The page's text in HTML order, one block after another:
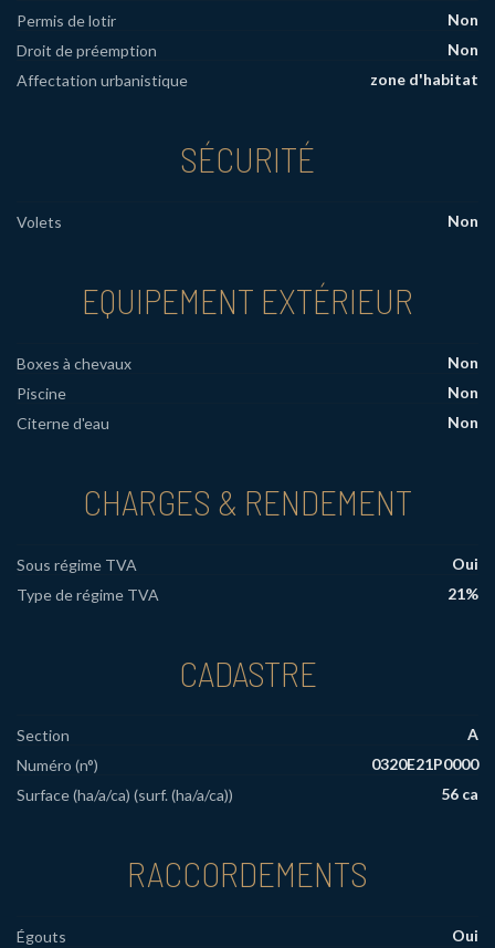
Permis de lotir
Non
Droit de préemption
Non
Affectation urbanistique
zone d'habitat
SÉCURITÉ
Volets Non
EQUIPEMENT EXTÉRIEUR
Boxes à chevaux
Non
Piscine
Non
Citerne d'eau
Non
CHARGES & RENDEMENT
Sous régime TVA
Oui
Type de régime TVA
21%
CADASTRE
Section
A
Numéro (n°)
0320E21P0000
Surface (ha/a/ca) (surf. (ha/a/ca))
56 ca
RACCORDEMENTS
Égouts
Oui